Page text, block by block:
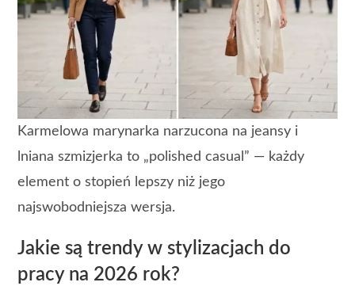
Karmelowa marynarka narzucona na jeansy i
lniana szmizjerka to „polished casual” — każdy
element o stopień lepszy niż jego
najswobodniejsza wersja.
Jakie są trendy w stylizacjach do
pracy na 2026 rok?